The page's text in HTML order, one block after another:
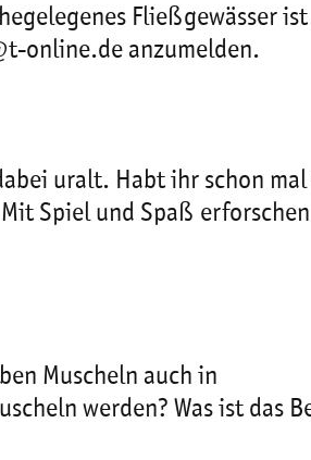
Fließgewässer
online.de anzumelden.
uralt. Habt ihr schon
Spiel und Spaß
Muscheln auch in
werden? Was ist das